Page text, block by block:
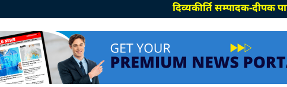
दिव्यकीर्ति सम्पादक-दीपक पाण्डेय,